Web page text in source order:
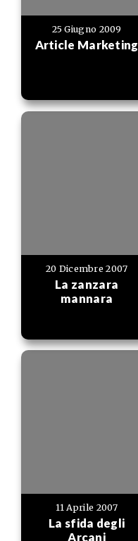
25 Giugno 2009
Article Marketing
20 Dicembre 2007
La zanzara
mannara
11 Aprile 2007
La sfida degli
Arcani